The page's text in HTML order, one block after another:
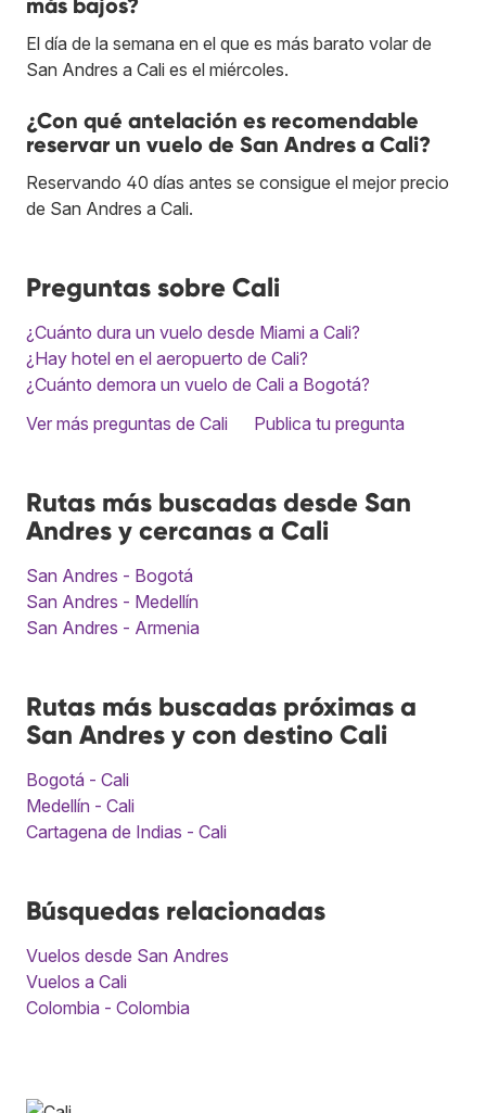
El día de la semana en el que es más barato volar de
San Andres a Cali es el miércoles.
¿Con qué antelación es recomendable
reservar un vuelo de San Andres a Cali?
Reservando 40 días antes se consigue el mejor precio
de San Andres a Cali.
Preguntas sobre Cali
¿Cuánto dura un vuelo desde Miami a Cali?
¿Hay hotel en el aeropuerto de Cali?
¿Cuánto demora un vuelo de Cali a Bogotá?
Ver más preguntas de Cali
Publica tu pregunta
Rutas más buscadas desde San
Andres y cercanas a Cali
San Andres - Bogotá
San Andres - Medellín
San Andres - Armenia
Rutas más buscadas próximas a
San Andres y con destino Cali
Bogotá - Cali
Medellín - Cali
Cartagena de Indias - Cali
Búsquedas relacionadas
Vuelos desde San Andres
Vuelos a Cali
Colombia - Colombia